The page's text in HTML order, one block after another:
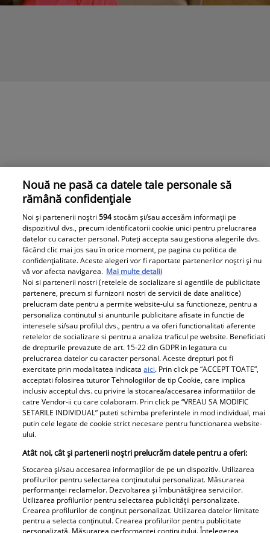
Claudia Neghină a devenit mamă! Prima imagine cu
modelul și cu fiica ei
Claudia Neghină a devenit mamă pentru prima oară.
Modelul a dat naștere unei fiice, Sofia, pe 21 aprilie
2021.
Parteneri
Wooow, ce schimbare!!
Cum arată Sorin
Gonțea la 2 ani de când
a câștigat Power
Cum a descoperit Alina
Pușcău că are cancer.
Primele semne care au
trimis-o la medic.
Nouă ne pasă ca datele tale personale să
rămână confidențiale
Noi și partenerii noștri594stocăm și/sau accesăm informații pe
dispozitivul dvs., precum identificatorii cookie unici pentru prelucrarea
datelor cu caracter personal. Puteți accepta sau gestiona alegerile dvs.
făcând clic mai jos sau în orice moment, pe pagina cu politica de
confidențialitate. Aceste alegeri vor fi raportate partenerilor noștri și nu
vă vor afecta navigarea. Mai multe detalii
Noi si partenerii nostri (retelele de socializare si agentiile de publicitate
partenere, precum si furnizorii nostri de servicii de date analitice)
prelucram date pentru a permite website-ului sa functioneze, pentru a
personaliza continutul si anunturile publicitare afisate in functie de
interesele si/sau profilul dvs., pentru a va oferi functionalitati aferente
retelelor de socializare si pentru a analiza traficul pe website. Beneficiati
de drepturile prevazute de art. 15-22 din GDPR in legatura cu
prelucrarea datelor cu caracter personal. Aceste drepturi pot fi
exercitate prin modalitatea indicataaici. Prin click pe “ACCEPT TOATE”,
acceptati folosirea tuturor Tehnologiilor de tip Cookie, care implica
inclusiv acceptul dvs. cu privire la stocarea/accesarea informatiilor de
catre Vendor-ii cu care colaboram. Prin click pe “VREAU SA MODIFIC
SETARILE INDIVIDUAL” puteti schimba preferintele in mod individual, mai
putin cele legate de cookie strict necesare pentru functionarea website-
ului.
Atât noi, cât și partenerii noștri prelucrăm datele pentru a oferi:
Stocarea și/sau accesarea informațiilor de pe un dispozitiv. Utilizarea
profilurilor pentru selectarea conținutului personalizat. Măsurarea
performanței reclamelor. Dezvoltarea și îmbunătățirea serviciilor.
Utilizarea profilurilor pentru selectarea publicității personalizate.
Crearea profilurilor de conținut personalizat. Utilizarea datelor limitate
pentru a selecta conținutul. Crearea profilurilor pentru publicitate